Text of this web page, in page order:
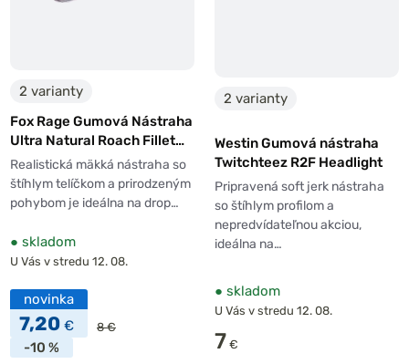
2 varianty
Fox Rage Gumová Nástraha
Ultra Natural Roach Fillet
4ks
Realistická mäkká nástraha so
štíhlym telíčkom a prirodzeným
pohybom je ideálna na drop…
● skladom
U Vás v stredu 12. 08.
novinka
7,20 € 8 €
-10 %
2 varianty
Westin Gumová nástraha
Twitchteez R2F Headlight
Pripravená soft jerk nástraha
so štíhlym profilom a
nepredvídateľnou akciou,
ideálna na…
● skladom
U Vás v stredu 12. 08.
7 €